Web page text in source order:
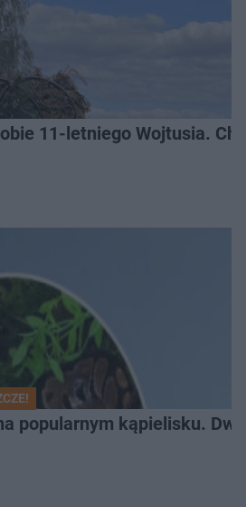
11-letniego Wojtusia.
popularnym kąpielisku.